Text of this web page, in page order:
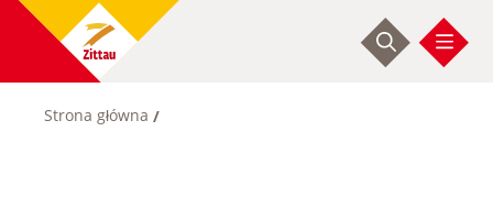
Przejdź
Ścieżka
Strona główna